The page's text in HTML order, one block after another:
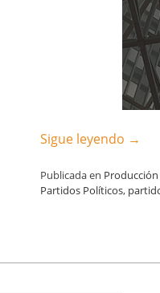
Sigue leyendo →
Publicada en Producción
Partidos Políticos,